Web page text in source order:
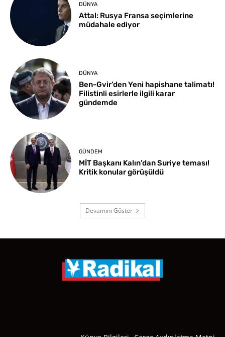
DÜNYA
Attal: Rusya Fransa seçimlerine
müdahale ediyor
DÜNYA
Ben-Gvir’den Yeni hapishane talimatı!
Filistinli esirlerle ilgili karar
gündemde
GÜNDEM
MİT Başkanı Kalın’dan Suriye teması!
Kritik konular görüşüldü
Devamını Göster